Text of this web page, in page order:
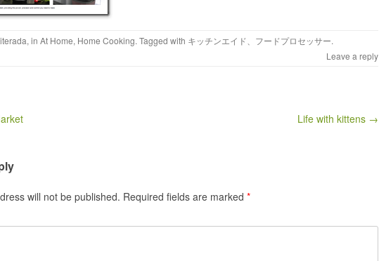
, in At Home, Home Cooking. Tagged with キッチンエイド、フードプロセッサー.
Leave a reply
Life with kittens →
will not be published. Required fields are marked *